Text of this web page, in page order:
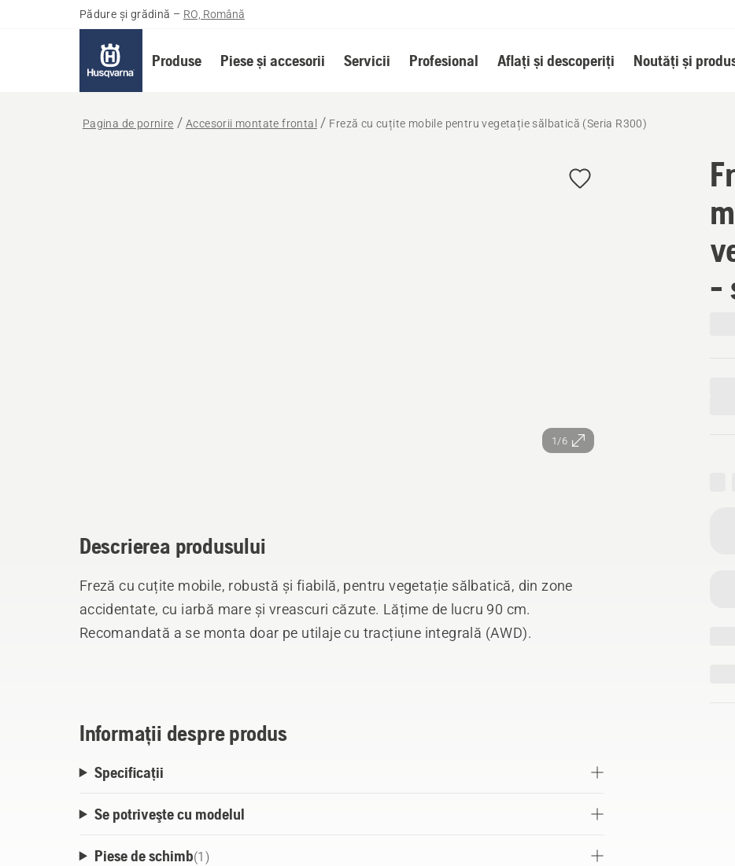
Pădure și grădină – RO, Română
Produse Piese și accesorii Servicii Profesional Aflați și descoperiți Noutăți și
Pagina de pornire Accesorii montate frontal Freză cu cuțite mobile pentru vegetație sălbatică (Seria R300)
1/6
-
Descrierea produsului
Freză cu cuțite mobile, robustă și fiabilă, pentru vegetație sălbatică, din zone
accidentate, cu iarbă mare și vreascuri căzute. Lățime de lucru 90 cm.
Recomandată a se monta doar pe utilaje cu tracțiune integrală (AWD).
Informații despre produs
Specificații
Se potriveşte cu modelul
Piese de schimb(1 )